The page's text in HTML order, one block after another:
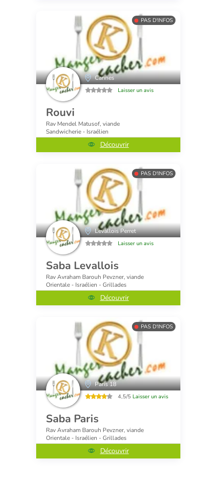
PAS D'INFOS
Cannes
Laisser un avis
Rouvi
Rav Mendel Matusof, viande
Sandwicherie - Israélien
Découvrir
PAS D'INFOS
Levallois Perret
Laisser un avis
Saba Levallois
Rav Avraham Barouh Pevzner, viande
Orientale - Israélien - Grillades
Découvrir
PAS D'INFOS
Paris 18
4,5/5 Laisser un avis
Saba Paris
Rav Avraham Barouh Pevzner, viande
Orientale - Israélien - Grillades
Découvrir